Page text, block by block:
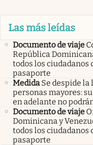
Las más leídas
Documento de viaje
República
todos los ciudadanos
pasaporte
Medida Se despide
personas mayores:
en adelante no
Documento de viaje
Dominicana y
todos los ciudadanos
pasaporte